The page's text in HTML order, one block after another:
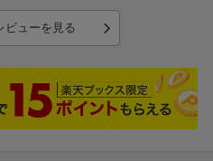
ビューを見る